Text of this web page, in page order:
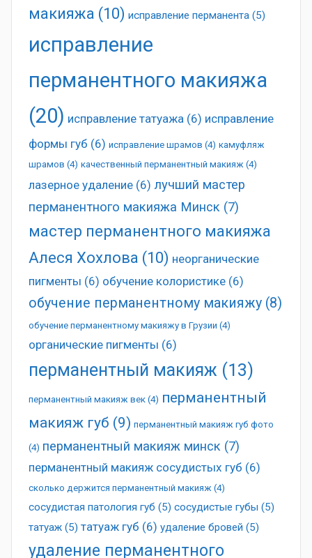
макияжа (10) исправление перманента (5)
исправление
перманентного макияжа
(20) исправление татуажа (6) исправление
формы губ (6) исправление шрамов (4) камуфляж
шрамов (4) качественный перманентный макияж (4)
лазерное удаление (6) лучший мастер
перманентного макияжа Минск (7)
мастер перманентного макияжа
Алеся Хохлова (10) неорганические
пигменты (6) обучение колористике (6)
обучение перманентному макияжу (8)
обучение перманентному макияжу в Грузии (4)
органические пигменты (6)
перманентный макияж (13)
перманентный макияж век (4) перманентный
макияж губ (9) перманентный макияж губ фото
(4) перманентный макияж минск (7)
перманентный макияж сосудистых губ (6)
сколько держится перманентный макияж (4)
сосудистая патология губ (5) сосудистые губы (5)
татуаж (5) татуаж губ (6) удаление бровей (5)
удаление перманентного